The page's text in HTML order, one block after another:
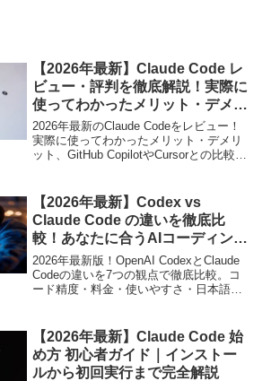
【2026年最新】Claude Code レ
ビュー・評判を徹底解説！実際に
使ってわかったメリット・デメリ
ットと活用術
2026年最新のClaude Codeをレビュー！
実際に使ってわかったメリット・デメリ
ット、GitHub CopilotやCursorとの比較
【2026年最新】Codex vs
Claude Code の違いを徹底比
較！あなたに合うAIコーディング
ツールの選び方
2026年最新版！OpenAI CodexとClaude
Codeの違いを7つの観点で徹底比較。コ
ード精度・料金・使いやすさ・日本語対
【2026年最新】Claude Code 始
め方 初心者ガイド｜インストー
ルから初回実行まで完全解説